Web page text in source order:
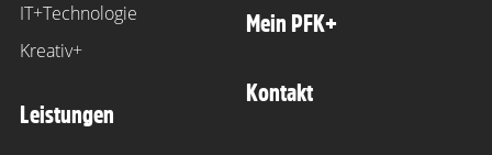
IT+Technologie
Kreativ+
Leistungen
Mein PFK+
Kontakt